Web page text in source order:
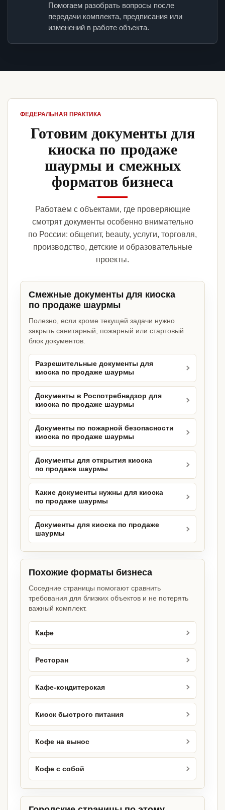
Помогаем разобрать вопросы после
передачи комплекта, предписания или
изменений в работе объекта.
ФЕДЕРАЛЬНАЯ ПРАКТИКА
Готовим документы для
киоска по продаже
шаурмы и смежных
форматов бизнеса
Работаем с объектами, где проверяющие
смотрят документы особенно внимательно
по России: общепит, beauty, услуги, торговля,
производство, детские и образовательные
проекты.
Смежные документы для киоска
по продаже шаурмы
Полезно, если кроме текущей задачи нужно
закрыть санитарный, пожарный или стартовый
блок документов.
Разрешительные документы для
киоска по продаже шаурмы
Документы в Роспотребнадзор для
киоска по продаже шаурмы
Документы по пожарной безопасности
киоска по продаже шаурмы
Документы для открытия киоска
по продаже шаурмы
Какие документы нужны для киоска
по продаже шаурмы
Документы для киоска по продаже
шаурмы
Похожие форматы бизнеса
Соседние страницы помогают сравнить
требования для близких объектов и не потерять
важный комплект.
Кафе
Ресторан
Кафе-кондитерская
Киоск быстрого питания
Кофе на вынос
Кофе с собой